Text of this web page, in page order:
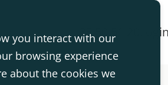
you interact with our
browsing experience
about the cookies we
35 50 51 20